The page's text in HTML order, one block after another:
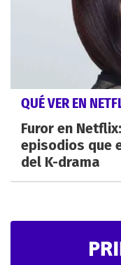
QUÉ VER EN
Furor en
episodios que
del K-drama